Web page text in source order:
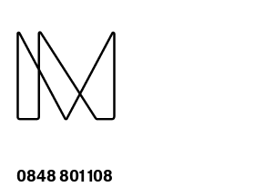
0848 801 108